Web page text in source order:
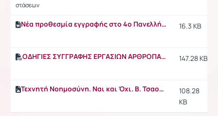
στάσεων
Νέα προθεσμία εγγραφής στο 4ο Πανελλήνιο Συνέδριο Σχολικής Ψυχολογίας.docx 16.3 KB
ΟΔΗΓΙΕΣ ΣΥΓΓΡΑΦΗΣ ΕΡΓΑΣΙΩΝ ΑΡΘΡΟΠΑΡΟΥΣΙΑΣΗΣ - ΚΟΙΝΩΝΙΚΗ ΨΥΧΟΛΟΓΙΑ Ι_2025-26.pdf 147.28 KB
Τεχνητή Νοημοσύνη. Ναι και Όχι. Β. Τσαουσίδης.jpg
108.28
KB